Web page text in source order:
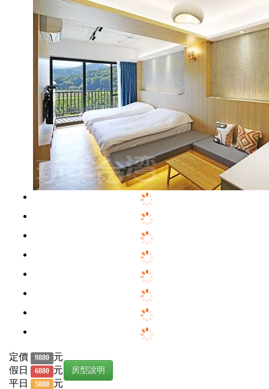
定價 9880 元
假日
6880 元
平日
5880 元
房型說明